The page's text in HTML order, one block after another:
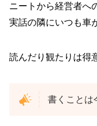
ニートから経営者へ
実話の隣にいつも車
読んだり観たりは得
書くことは